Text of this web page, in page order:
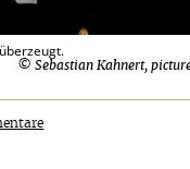
© Sebastian Kahnert,